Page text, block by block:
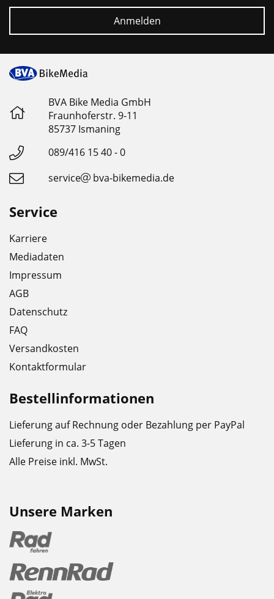
Anmelden
BVA Bike Media GmbH
Fraunhoferstr. 9-11
85737 Ismaning
089/416 15 40 - 0
service
bva-bikemedia.de
Service
Karriere
Mediadaten
Impressum
AGB
Datenschutz
FAQ
Versandkosten
Kontaktformular
Bestellinformationen
Lieferung auf Rechnung oder Bezahlung per PayPal
Lieferung in ca. 3-5 Tagen
Alle Preise inkl. MwSt.
Unsere Marken